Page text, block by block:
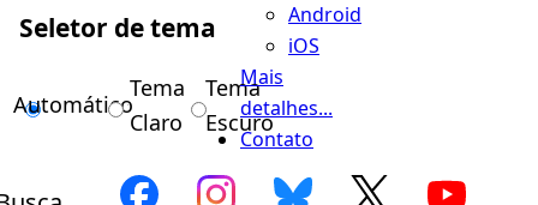
Android
iOS
Mais
detalhes...
Contato
Seletor de tema
Automático
Tema
Claro
Tema
Escuro